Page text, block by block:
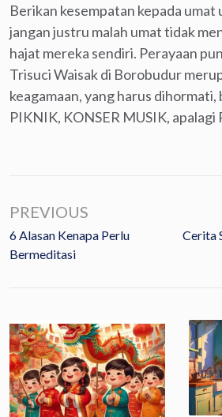
Berikan kesempatan kepada
jangan justru malah umat tidak
hajat mereka sendiri. Perayaan
Trisuci Waisak di Borobudur
keagamaan, yang harus dihormati,
PIKNIK, KONSER MUSIK, apalagi
PREVIOUS
6 Alasan Kenapa Perlu
Bermeditasi
Cerita